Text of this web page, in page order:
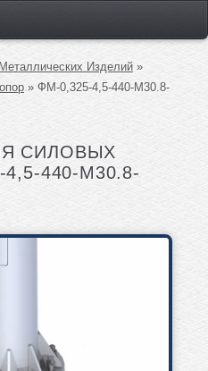
Изделий »
» ФМ-0,325-4,5-440-М30.8-
СИЛОВЫХ
440-М30.8-